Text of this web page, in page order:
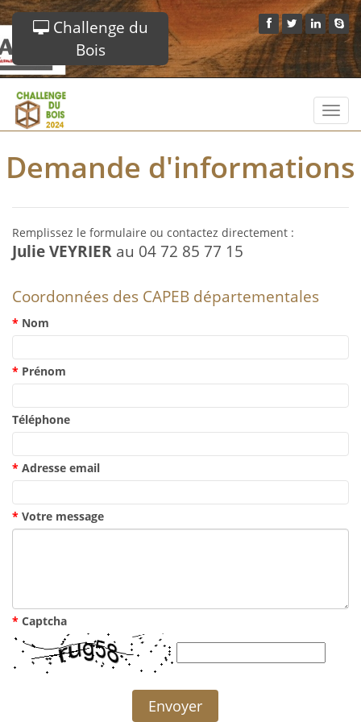
Challenge du
Bois
Demande d'informations
Remplissez le formulaire ou contactez directement :
Julie VEYRIER au 04 72 85 77 15
Coordonnées des CAPEB départementales
Nom
Prénom
Téléphone
Adresse email
Votre message
Captcha